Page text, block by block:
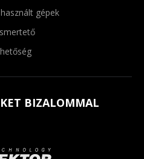
gépek
BIZALOMMAL